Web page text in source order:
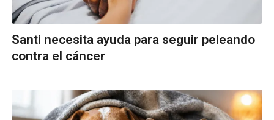
Santi necesita ayuda para seguir peleando
contra el cáncer